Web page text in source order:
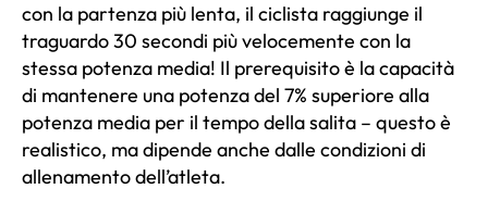
con la partenza più lenta, il ciclista raggiunge il
traguardo 30 secondi più velocemente con la
stessa potenza media! Il prerequisito è la capacità
di mantenere una potenza del 7% superiore alla
potenza media per il tempo della salita – questo è
realistico, ma dipende anche dalle condizioni di
allenamento dell’atleta.